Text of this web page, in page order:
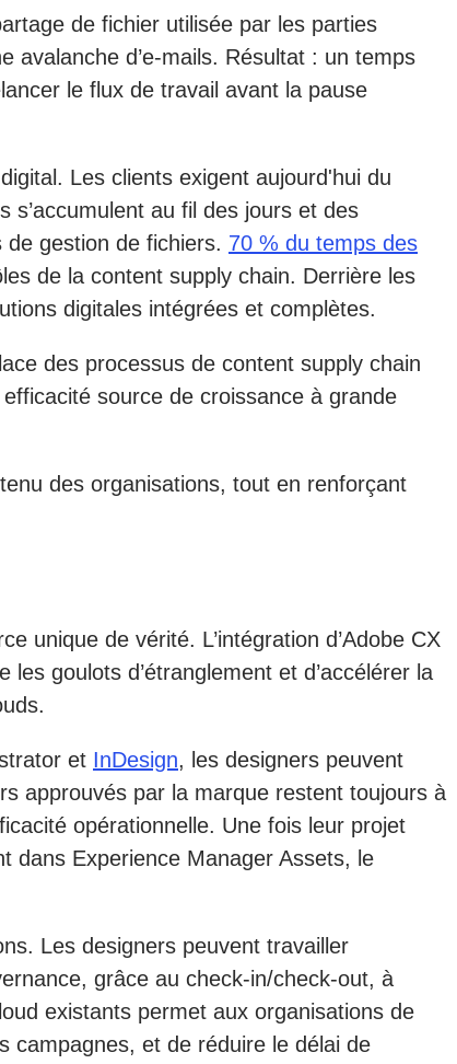
de fichier utilisée par les parties
avalanche d’e-mails. Résultat : un temps
le flux de travail avant la pause
Les clients exigent aujourd'hui du
au fil des jours et des
gestion de fichiers. 70 % du temps des
de la content supply chain. Derrière les
digitales intégrées et complètes.
des processus de content supply chain
source de croissance à grande
des organisations, tout en renforçant
unique de vérité. L’intégration d’Adobe CX
goulots d’étranglement et d’accélérer la
et InDesign, les designers peuvent
approuvés par la marque restent toujours à
opérationnelle. Une fois leur projet
dans Experience Manager Assets, le
Les designers peuvent travailler
grâce au check-in/check-out, à
existants permet aux organisations de
campagnes, et de réduire le délai de